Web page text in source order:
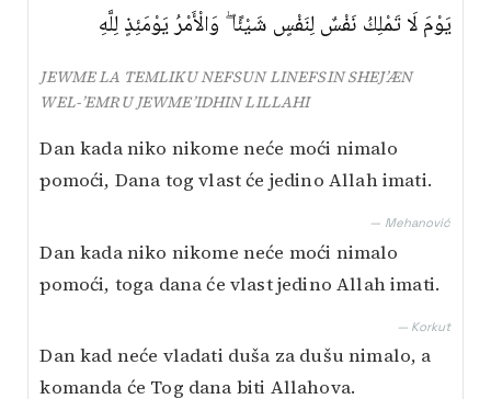
يَوْمَ لَا تَمْلِكُ نَفْسٌ لِنَفْسٍ شَيْئًا ۖ وَالْأَمْرُ يَوْمَئِذٍ لِلَّهِ
JEWME LA TEMLIKU NEFSUN LINEFSIN SHEJ’ÆN
WEL-’EMRU JEWME’IDHIN LILLAHI
Dan kada niko nikome neće moći nimalo
pomoći, Dana tog vlast će jedino Allah imati.
— Mehanović
Dan kada niko nikome neće moći nimalo
pomoći, toga dana će vlast jedino Allah imati.
— Korkut
Dan kad neće vladati duša za dušu nimalo, a
komanda će Tog dana biti Allahova.